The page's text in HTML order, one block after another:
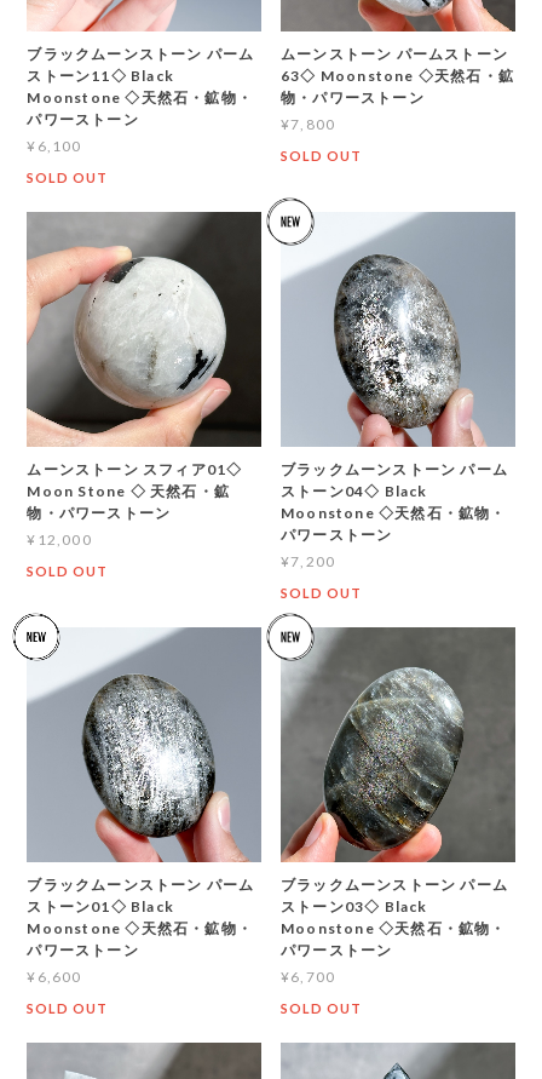
ブラックムーンストーン パーム
ストーン11◇ Black
Moonstone ◇天然石・鉱物・
パワーストーン
¥6,100
SOLD OUT
ムーンストーン パームストーン
63◇ Moonstone ◇天然石・鉱
物・パワーストーン
¥7,800
SOLD OUT
ムーンストーン スフィア01◇
Moon Stone ◇ 天然石・鉱
物・パワーストーン
¥12,000
SOLD OUT
ブラックムーンストーン パーム
ストーン04◇ Black
Moonstone ◇天然石・鉱物・
パワーストーン
¥7,200
SOLD OUT
ブラックムーンストーン パーム
ストーン01◇ Black
Moonstone ◇天然石・鉱物・
パワーストーン
¥6,600
SOLD OUT
ブラックムーンストーン パーム
ストーン03◇ Black
Moonstone ◇天然石・鉱物・
パワーストーン
¥6,700
SOLD OUT